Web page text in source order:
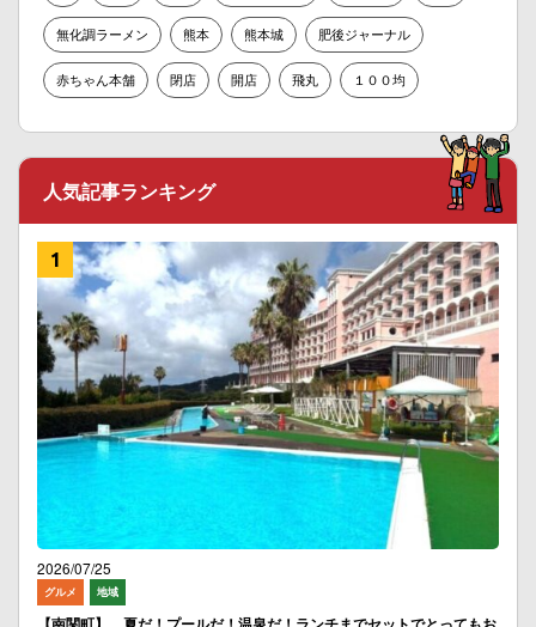
無化調ラーメン 熊本 熊本城 肥後ジャーナル
赤ちゃん本舗 閉店 開店 飛丸 １００均
人気記事ランキング
2026/07/25
グルメ 地域